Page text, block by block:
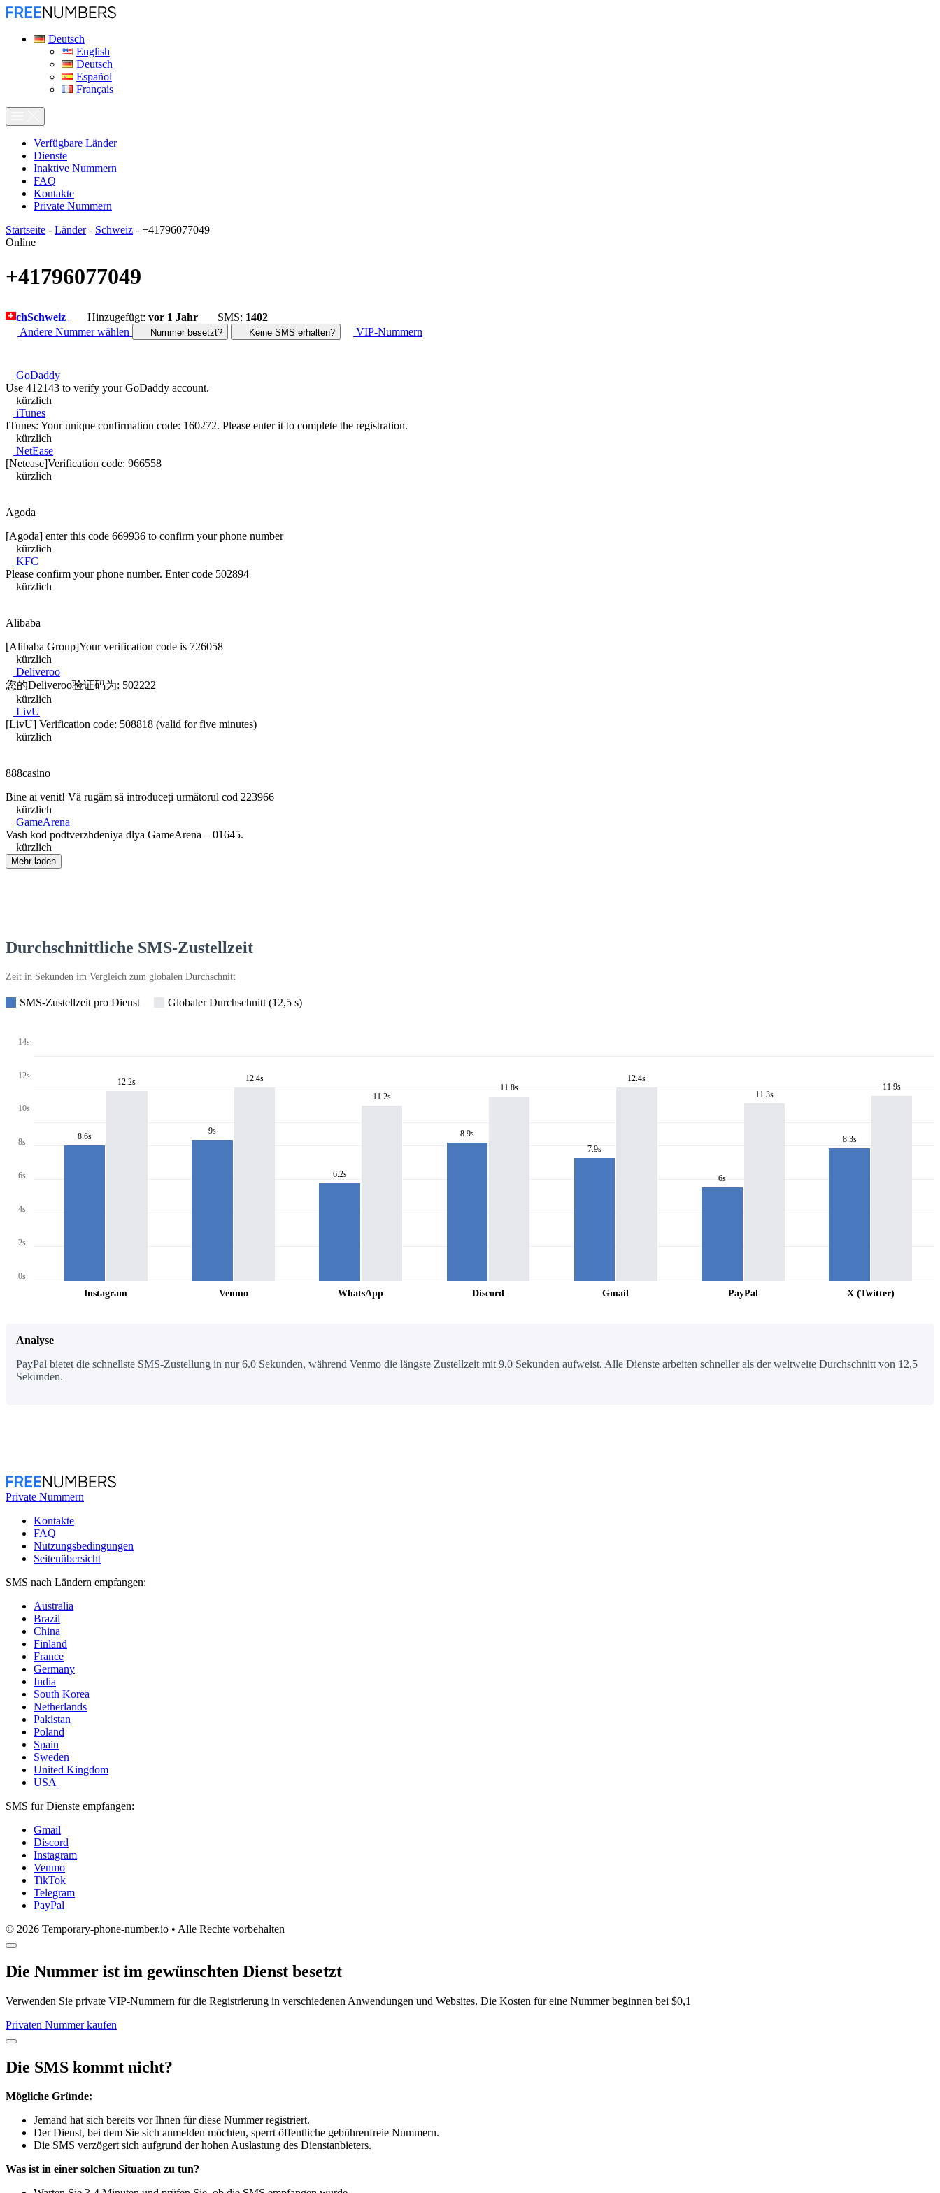
Deutsch
English
Deutsch
Español
Français
Verfügbare Länder
Dienste
Inaktive Nummern
FAQ
Kontakte
Private Nummern
Startseite - Länder- Schweiz - +41796077049
Online
+41796077049
chSchweiz Hinzugefügt: vor 1 Jahr SMS: 1402
Andere Nummer wählen
Nummer besetzt? Keine SMS erhalten? VIP-Nummern
GoDaddy
Use 412143 to verify your GoDaddy account.
kürzlich
iTunes
ITunes: Your unique confirmation code: 160272. Please enter it to complete the registration.
kürzlich
NetEase
[Netease]Verification code: 966558
kürzlich
Agoda
[Agoda] enter this code 669936 to confirm your phone number
kürzlich
KFC
Please confirm your phone number. Enter code 502894
kürzlich
Alibaba
[Alibaba Group]Your verification code is 726058
kürzlich
Deliveroo
您的Deliveroo验证码为: 502222
kürzlich
LivU
[LivU] Verification code: 508818 (valid for five minutes)
kürzlich
888casino
Bine ai venit! Vă rugăm să introduceți următorul cod 223966
kürzlich
GameArena
Vash kod podtverzhdeniya dlya GameArena – 01645.
kürzlich
Mehr laden
Durchschnittliche SMS-Zustellzeit
Zeit in Sekunden im Vergleich zum globalen Durchschnitt
SMS-Zustellzeit pro Dienst Globaler Durchschnitt (12,5 s)
14s
12s
10s
8s
6s
4s
2s
0s
8.6s
12.2s
Instagram
9s
12.4s
Venmo
6.2s
11.2s
WhatsApp
8.9s
11.8s
Discord
7.9s
12.4s
Gmail
6s
11.3s
PayPal
8.3s
11.9s
X (Twitter)
Analyse
PayPal bietet die schnellste SMS-Zustellung in nur 6.0 Sekunden, während Venmo die längste Zustellzeit mit 9.0 Sekunden aufweist. Alle Dienste arbeiten schneller als der weltweite Durchschnitt von 12,5
Sekunden.
Private Nummern
Kontakte
FAQ
Nutzungsbedingungen
Seitenübersicht
SMS nach Ländern empfangen:
Australia
Brazil
China
Finland
France
Germany
India
South Korea
Netherlands
Pakistan
Poland
Spain
Sweden
United Kingdom
USA
SMS für Dienste empfangen:
Gmail
Discord
Instagram
Venmo
TikTok
Telegram
PayPal
© 2026 Temporary-phone-number.io • Alle Rechte vorbehalten
Die Nummer ist im gewünschten Dienst besetzt
Verwenden Sie private VIP-Nummern für die Registrierung in verschiedenen Anwendungen und Websites. Die Kosten für eine Nummer beginnen bei $0,1
Privaten Nummer kaufen
Die SMS kommt nicht?
Mögliche Gründe:
Jemand hat sich bereits vor Ihnen für diese Nummer registriert.
Der Dienst, bei dem Sie sich anmelden möchten, sperrt öffentliche gebührenfreie Nummern.
Die SMS verzögert sich aufgrund der hohen Auslastung des Dienstanbieters.
Was ist in einer solchen Situation zu tun?